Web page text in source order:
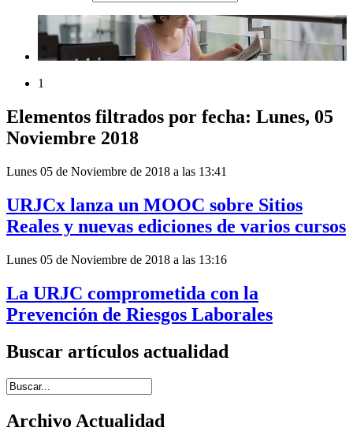
1
Elementos filtrados por fecha: Lunes, 05
Noviembre 2018
Lunes 05 de Noviembre de 2018 a las 13:41
URJCx lanza un MOOC sobre Sitios
Reales y nuevas ediciones de varios cursos
Lunes 05 de Noviembre de 2018 a las 13:16
La URJC comprometida con la
Prevención de Riesgos Laborales
Buscar artículos actualidad
Introduce términos de búsqueda
Archivo Actualidad